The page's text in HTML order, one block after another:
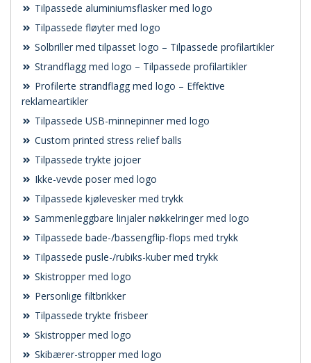
Tilpassede aluminiumsflasker med logo
Tilpassede fløyter med logo
Solbriller med tilpasset logo – Tilpassede profilartikler
Strandflagg med logo – Tilpassede profilartikler
Profilerte strandflagg med logo – Effektive
reklameartikler
Tilpassede USB-minnepinner med logo
Custom printed stress relief balls
Tilpassede trykte jojoer
Ikke-vevde poser med logo
Tilpassede kjølevesker med trykk
Sammenleggbare linjaler nøkkelringer med logo
Tilpassede bade-/bassengflip-flops med trykk
Tilpassede pusle-/rubiks-kuber med trykk
Skistropper med logo
Personlige filtbrikker
Tilpassede trykte frisbeer
Skistropper med logo
Skibærer-stropper med logo